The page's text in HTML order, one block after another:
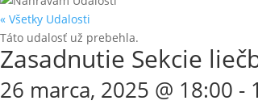
« Všetky Udalosti
Táto udalosť už prebehla.
Zasadnutie Sekcie
26 marca, 2025 @ 18:00 -